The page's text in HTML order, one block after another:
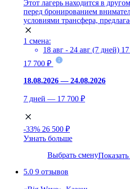
Этот лагерь находится в
перед бронированием
условиями трансфера,
1 смена:
18 авг - 24 авг (7 дней)
17 700 ₽
18.08.2026 — 24.08.2026
7 дней — 17 700 ₽
-33% 26 500 ₽
Узнать больше
Выбрать смену
5.0 9 отзывов